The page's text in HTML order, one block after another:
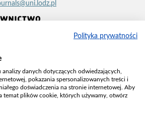
Polityka prywatności
analizy danych dotyczących odwiedzających,
pokazania spersonalizowanych treści i
doświadczenia na stronie internetowej. Aby
temat plików cookie, których używamy, otwórz